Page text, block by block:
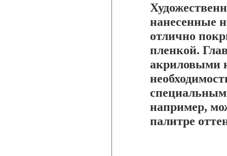
нанесенные
отлично
пленкой.
акриловыми
специальным
например,
палитре